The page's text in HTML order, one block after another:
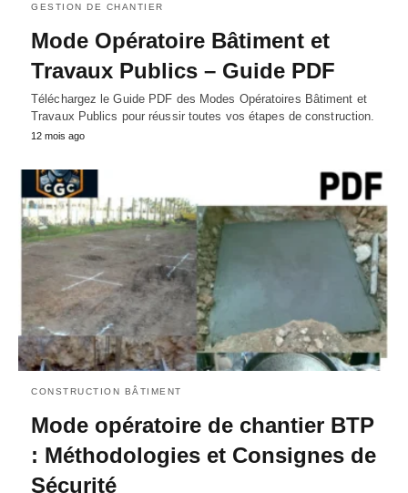
GESTION DE CHANTIER
Mode Opératoire Bâtiment et
Travaux Publics – Guide PDF
Téléchargez le Guide PDF des Modes Opératoires Bâtiment et
Travaux Publics pour réussir toutes vos étapes de construction.
12 mois ago
CONSTRUCTION BÂTIMENT
Mode opératoire de chantier BTP
: Méthodologies et Consignes de
Sécurité